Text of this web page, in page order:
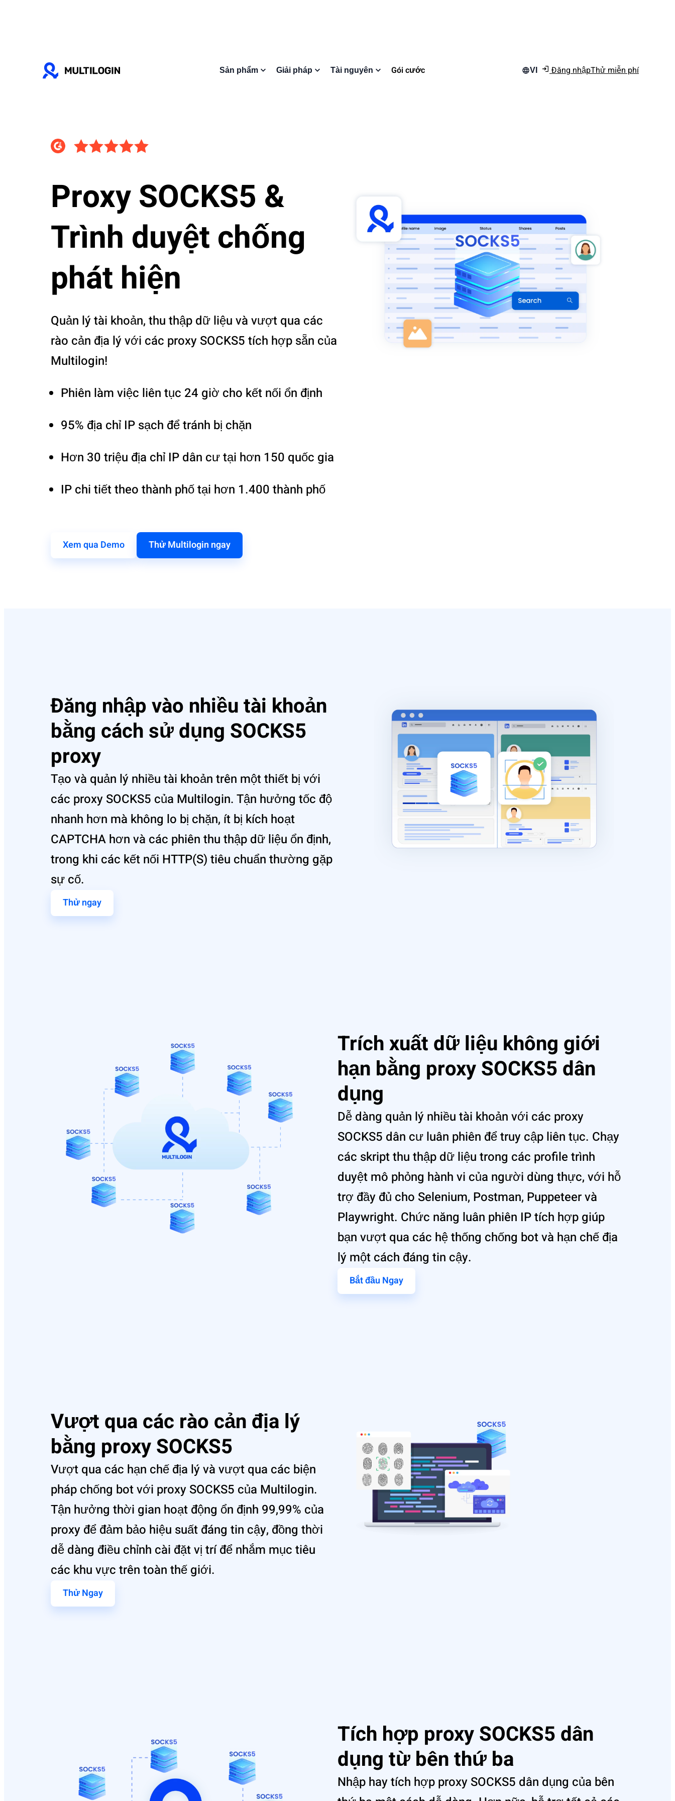
Sản phẩm Giải pháp Tài nguyên Gói cước VI Đăng nhậpThử miễn phí
Proxy SOCKS5 &
Trình duyệt chống
phát hiện
Quản lý tài khoản, thu thập dữ liệu và vượt qua các
rào cản địa lý với các proxy SOCKS5 tích hợp sẵn của
Multilogin!
Phiên làm việc liên tục 24 giờ cho kết nối ổn định
95% địa chỉ IP sạch để tránh bị chặn
Hơn 30 triệu địa chỉ IP dân cư tại hơn 150 quốc gia
IP chi tiết theo thành phố tại hơn 1.400 thành phố
Xem qua Demo Thử Multilogin ngay
Đăng nhập vào nhiều tài khoản
bằng cách sử dụng SOCKS5
proxy
Tạo và quản lý nhiều tài khoản trên một thiết bị với
các proxy SOCKS5 của Multilogin. Tận hưởng tốc độ
nhanh hơn mà không lo bị chặn, ít bị kích hoạt
CAPTCHA hơn và các phiên thu thập dữ liệu ổn định,
trong khi các kết nối HTTP(S) tiêu chuẩn thường gặp
sự cố.
Thử ngay
Trích xuất dữ liệu không giới
hạn bằng proxy SOCKS5 dân
dụng
Dễ dàng quản lý nhiều tài khoản với các proxy
SOCKS5 dân cư luân phiên để truy cập liên tục. Chạy
các skript thu thập dữ liệu trong các profile trình
duyệt mô phỏng hành vi của người dùng thực, với hỗ
trợ đầy đủ cho Selenium, Postman, Puppeteer và
Playwright. Chức năng luân phiên IP tích hợp giúp
bạn vượt qua các hệ thống chống bot và hạn chế địa
lý một cách đáng tin cậy.
Bắt đầu Ngay
Vượt qua các rào cản địa lý
bằng proxy SOCKS5
Vượt qua các hạn chế địa lý và vượt qua các biện
pháp chống bot với proxy SOCKS5 của Multilogin.
Tận hưởng thời gian hoạt động ổn định 99,99% của
proxy để đảm bảo hiệu suất đáng tin cậy, đồng thời
dễ dàng điều chỉnh cài đặt vị trí để nhắm mục tiêu
các khu vực trên toàn thế giới.
Thử Ngay
Tích hợp proxy SOCKS5 dân
dụng từ bên thứ ba
Nhập hay tích hợp proxy SOCKS5 dân dụng của bên